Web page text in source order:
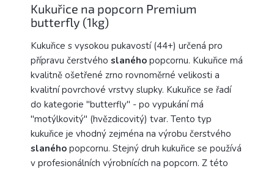
Kukuřice na popcorn Premium
butterfly (1kg)
Kukuřice s vysokou pukavostí (44+) určená pro
přípravu čerstvého slaného popcornu. Kukuřice má
kvalitně ošetřené zrno rovnoměrné velikosti a
kvalitní povrchové vrstvy slupky. Kukuřice se řadí
do kategorie "butterfly" - po vypukání má
"motýlkovitý" (hvězdicovitý) tvar. Tento typ
kukuřice je vhodný zejména na výrobu čerstvého
slaného popcornu. Stejný druh kukuřice se používá
v profesionálních výrobnících na popcorn. Z této